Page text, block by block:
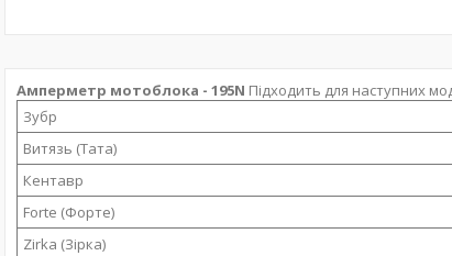
Амперметр мотоблока - 195N Підходить для наступних
Зубр
Витязь (Тата)
Кентавр
Forte (Форте)
Zirka (Зірка)